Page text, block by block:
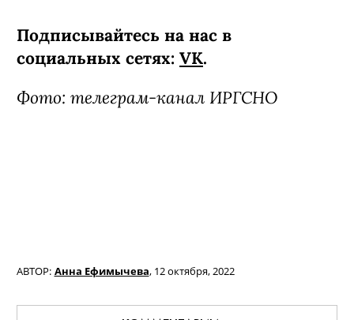
Подписывайтесь на нас в
социальных сетях: VK.
Фото: телеграм-канал ИРГСНО
АВТОР: Анна Ефимычева, 12 октября, 2022